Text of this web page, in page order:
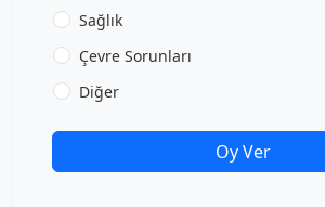
Sağlık
Çevre Sorunları
Diğer
Oy Ver